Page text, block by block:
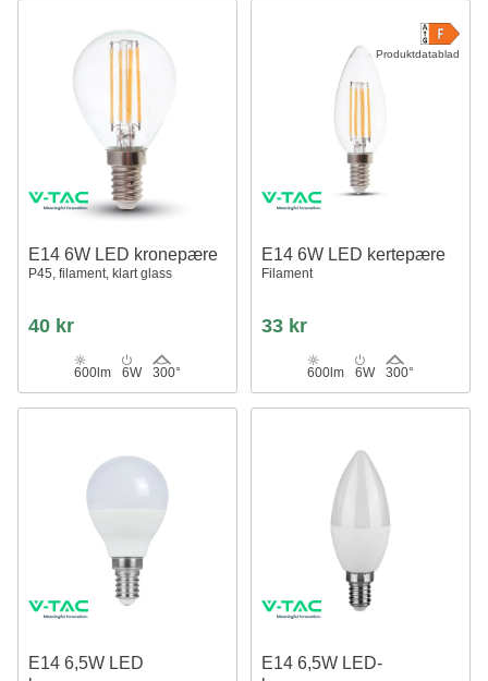
E14 6W LED kronepære
P45, filament, klart glass
40 kr
600lm 6W 300°
Produktdatablad
E14 6W LED kertepære
Filament
33 kr
600lm 6W 300°
E14 6,5W LED
E14 6,5W LED-